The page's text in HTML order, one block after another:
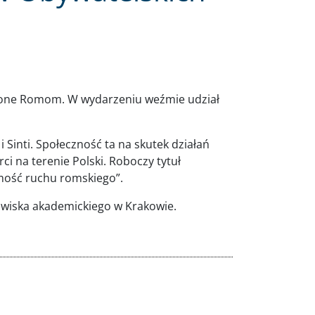
Romom. W wydarzeniu weźmie udział
Społeczność ta na skutek działań
na terenie Polski. Roboczy tytuł
ruchu romskiego”.
akademickiego w Krakowie.